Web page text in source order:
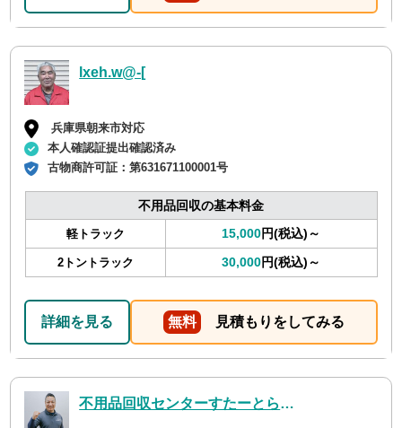
lxeh.w@-[
兵庫県朝来市対応
本人確認証提出確認済み
古物商許可証：第631671100001号
不用品回収の基本料金
軽トラック 15,000円(税込)～
2トントラック 30,000円(税込)～
詳細を見る 無料 見積もりをしてみる
不用品回収センターすたーとらいん